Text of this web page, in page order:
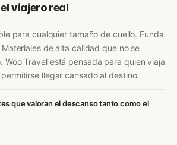
viajero real
para cualquier tamaño de cuello. Funda
de alta calidad que no se
Woo Travel está pensada para quien viaja
llegar cansado al destino.
que valoran el descanso tanto como el